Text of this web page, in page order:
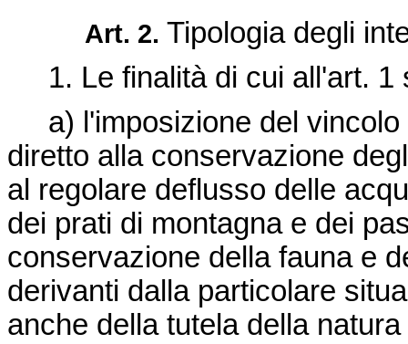
Art. 2. Tipologia degli
1. Le finalità di cui all'art. 1
a) l'imposizione del vincolo
diretto alla conservazione
al regolare deflusso delle
dei prati di montagna e dei
conservazione della fauna e
derivanti dalla particolare
anche della tutela della